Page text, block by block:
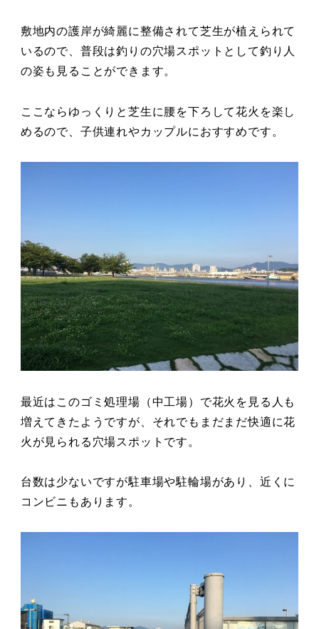
敷地内の護岸が綺麗に整備されて芝生が植えられて
いるので、普段は釣りの穴場スポットとして釣り人
の姿も見ることができます。
ここならゆっくりと芝生に腰を下ろして花火を楽し
めるので、子供連れやカップルにおすすめです。
最近はこのゴミ処理場（中工場）で花火を見る人も
増えてきたようですが、それでもまだまだ快適に花
火が見られる穴場スポットです。
台数は少ないですが駐車場や駐輪場があり、近くに
コンビニもあります。